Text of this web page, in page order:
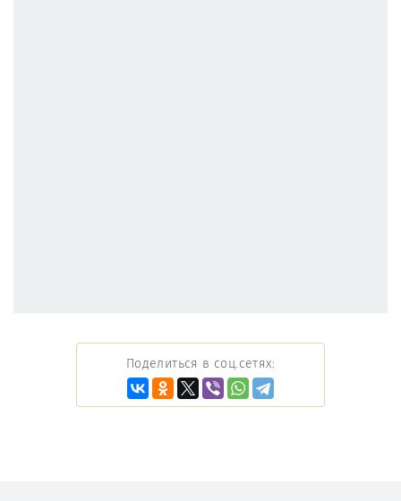
Поделиться в соц.сетях: